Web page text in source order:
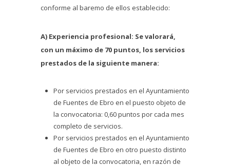
conforme al baremo de ellos establecido:
A) Experiencia profesional: Se valorará,
con un máximo de 70 puntos, los servicios
prestados de la siguiente manera:
Por servicios prestados en el Ayuntamiento
de Fuentes de Ebro en el puesto objeto de
la convocatoria: 0,60 puntos por cada mes
completo de servicios.
Por servicios prestados en el Ayuntamiento
de Fuentes de Ebro en otro puesto distinto
al objeto de la convocatoria, en razón de